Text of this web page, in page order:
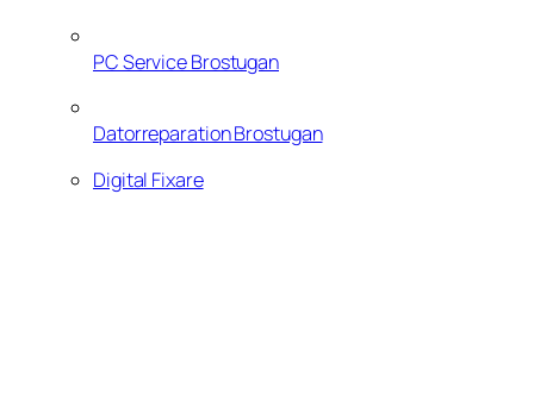
PC Service Brostugan
Datorreparation Brostugan
Digital Fixare